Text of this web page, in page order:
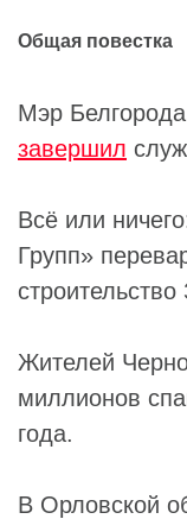
Общая повестка
Мэр
завершил
Всё или
Групп»
Жителей
миллионов
года.
В Орловской